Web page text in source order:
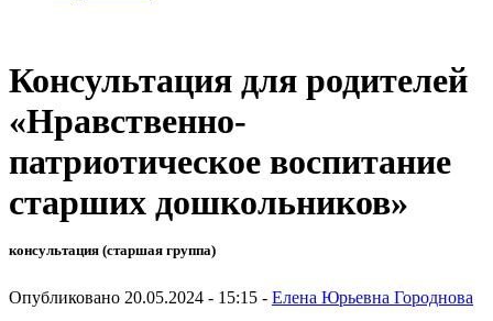
Консультация для родителей
«Нравственно-
патриотическое воспитание
старших дошкольников»
консультация (старшая группа)
Опубликовано 20.05.2024 - 15:15 - Елена Юрьевна Городнова